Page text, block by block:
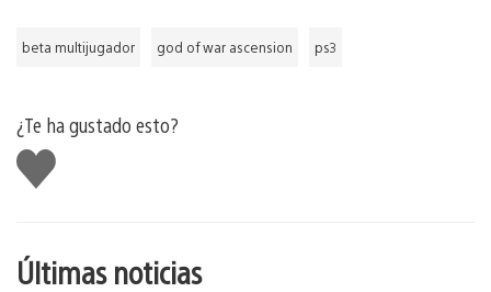
beta multijugador god of war ascension ps3
¿Te ha gustado esto?
Me
gusta
Últimas noticias